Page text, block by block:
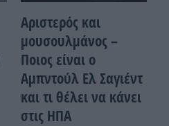
Αριστερός και
μουσουλμάνος –
Ποιoς είναι ο
Αμπντούλ Ελ Σαγιέντ
και τι θέλει να κάνει
στις ΗΠΑ